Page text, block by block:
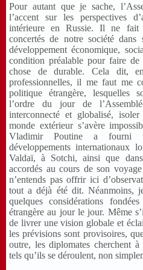
Pour autant que je sache,
l’accent sur les perspectives
intérieure en Russie. Il ne fait
concertés de notre société dans
développement économique,
condition préalable pour faire
chose de durable. Cela dit,
professionnelles, il me faut me
politique étrangère, lesquelles
l’ordre du jour de
interconnecté et globalisé,
monde extérieur s’avère
Vladimir Poutine a fourni
développements
Valdaï, à Sotchi, ainsi que
accordés au cours de son
n’entends pas offrir ici
tout a déjà été dit. Néanmoins,
quelques considérations
étrangère au jour le jour. Même
de livrer une vision globale et
les prévisions sont provisoires,
outre, les diplomates cherchent
tels qu’ils se déroulent, non